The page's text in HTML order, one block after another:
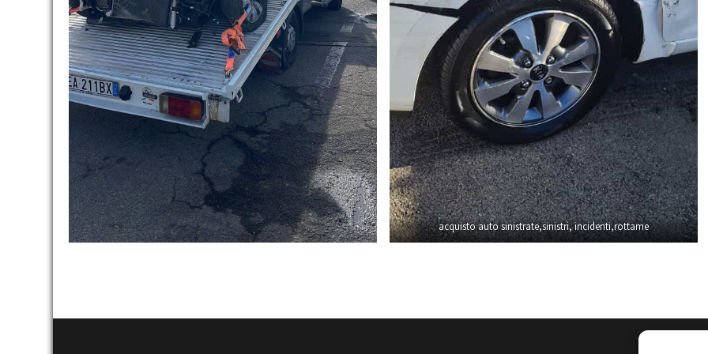
acquisto auto sinistrate,sinistri, incidenti,rottame